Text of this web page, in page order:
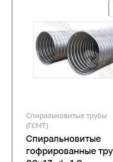
Спиральновитые трубы
(ГСМТ)
Спиральновитые
гофрированные